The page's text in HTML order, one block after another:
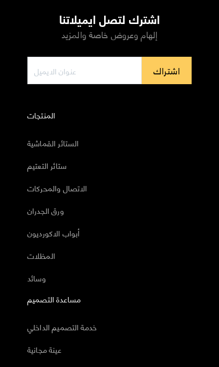
اشترك لتصل ايميلاتنا
إلهام وعروض خاصة والمزيد
اشتراك
المنتجات
الستائر القماشية
ستائر التعتيم
الاتصال والمحركات
ورق الجدران
أبواب الاكورديون
المظلات
وسائد
مساعدة التصميم
خدمة التصميم الداخلي
عينة مجانية